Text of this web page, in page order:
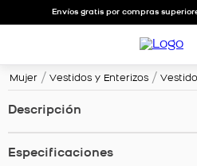
Envíos gratis por compras
Mujer Vestidos y Enterizos
Descripción
Especificaciones